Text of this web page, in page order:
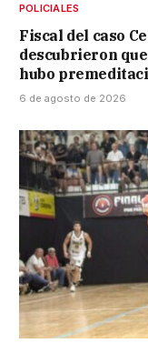
POLICIALES
Fiscal del caso
descubrieron
hubo
6 de agosto de 2026